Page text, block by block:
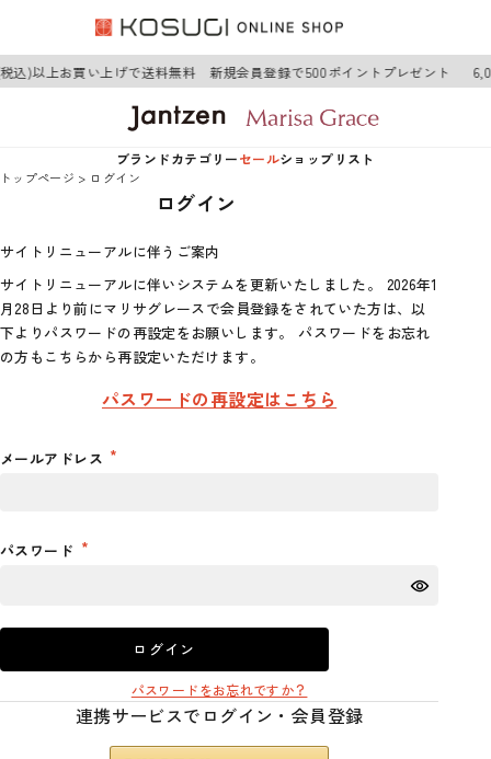
込)以上お買い上げで送料無料 新規会員登録で500ポイントプレゼント
ブランドカテゴリー
ワンピース
セールショップリスト
トップページ ログイン
ログイン
サイトリニューアルに伴うご案内
サイトリニューアルに伴いシステムを更新いたしました。 2026年1
月28日より前にマリサグレースで会員登録をされていた方は、以
下よりパスワードの再設定をお願いします。 パスワードをお忘れ
の方もこちらから再設定いただけます。
パスワードの再設定はこちら
メールアドレス
パスワード
ログイン
パスワードをお忘れですか？
連携サービスでログイン・会員登録